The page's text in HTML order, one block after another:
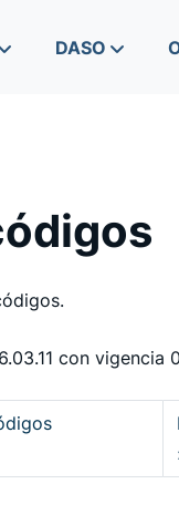
DASO
con vigencia